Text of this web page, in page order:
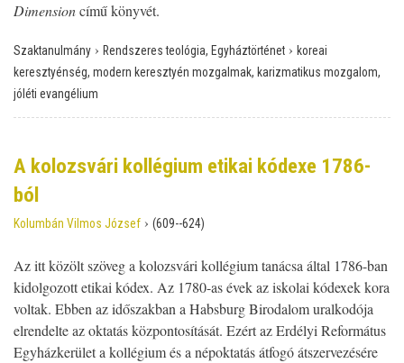
Dimensioncímű könyvét.
Szaktanulmány › Rendszeres teológia, Egyháztörténet › koreai
keresztyénség, modern keresztyén mozgalmak, karizmatikus mozgalom,
jóléti evangélium
A kolozsvári kollégium etikai kódexe 1786-
ból
Kolumbán Vilmos József › (609--624)
Az itt közölt szöveg a kolozsvári kollégium tanácsa által 1786-ban
kidolgozott etikai kódex. Az 1780-as évek az iskolai kódexek kora
voltak. Ebben az időszakban a Habsburg Birodalom uralkodója
elrendelte az oktatás központosítását. Ezért az Erdélyi Református
Egyházkerület a kollégium és a népoktatás átfogó átszervezésére